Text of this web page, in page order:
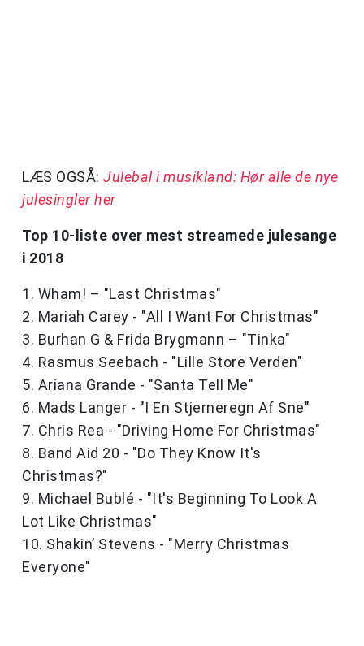
LÆS OGSÅ: Julebal i musikland: Hør alle de nye
julesingler her
Top 10-liste over mest streamede julesange
i 2018
1. Wham! – "Last Christmas"
2. Mariah Carey - "All I Want For Christmas"
3. Burhan G & Frida Brygmann – "Tinka"
4. Rasmus Seebach - "Lille Store Verden"
5. Ariana Grande - "Santa Tell Me"
6. Mads Langer - "I En Stjerneregn Af Sne"
7. Chris Rea - "Driving Home For Christmas"
8. Band Aid 20 - "Do They Know It's
Christmas?"
9. Michael Bublé - "It's Beginning To Look A
Lot Like Christmas"
10. Shakin’ Stevens - "Merry Christmas
Everyone"